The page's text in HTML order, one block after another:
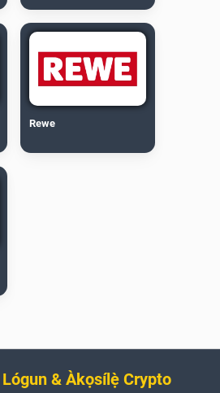
Rewe
& Àkọsílẹ̀ Crypto